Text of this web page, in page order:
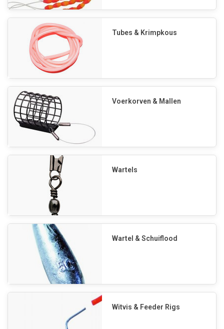
Tubes & Krimpkous
Voerkorven & Mallen
Wartels
Wartel & Schuiflood
Witvis & Feeder Rigs